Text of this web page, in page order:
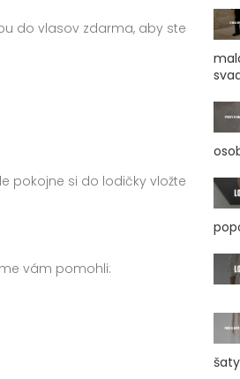
do vlasov zdarma, aby ste
pokojne si do lodičky vložte
vám pomohli: